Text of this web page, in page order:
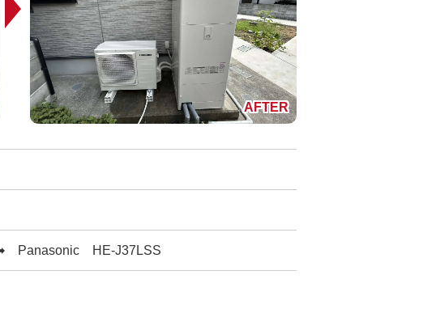
Panasonic HE-J37LSS